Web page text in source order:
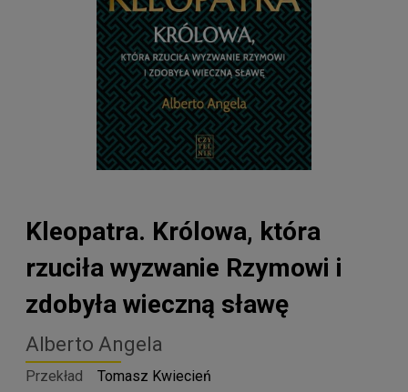
Kleopatra. Królowa, która
rzuciła wyzwanie Rzymowi i
zdobyła wieczną sławę
Alberto Angela
Przekład
Tomasz Kwiecień